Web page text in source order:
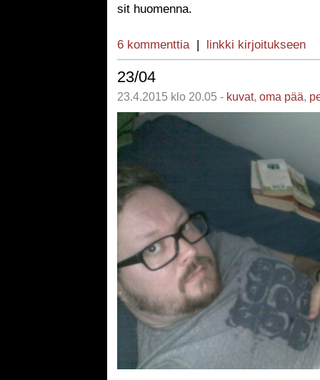
sit huomenna.
6 kommenttia| linkki kirjoitukseen
23/04
23.4.2015 klo 20.05 - kuvat, oma pää,